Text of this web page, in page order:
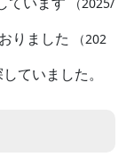
りました
（202
ていました。